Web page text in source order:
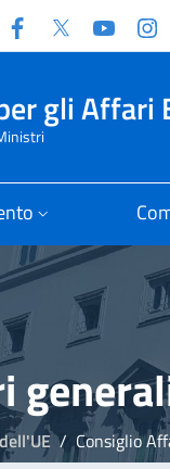
Facebook
Twitter
gli Affari
Consiglio